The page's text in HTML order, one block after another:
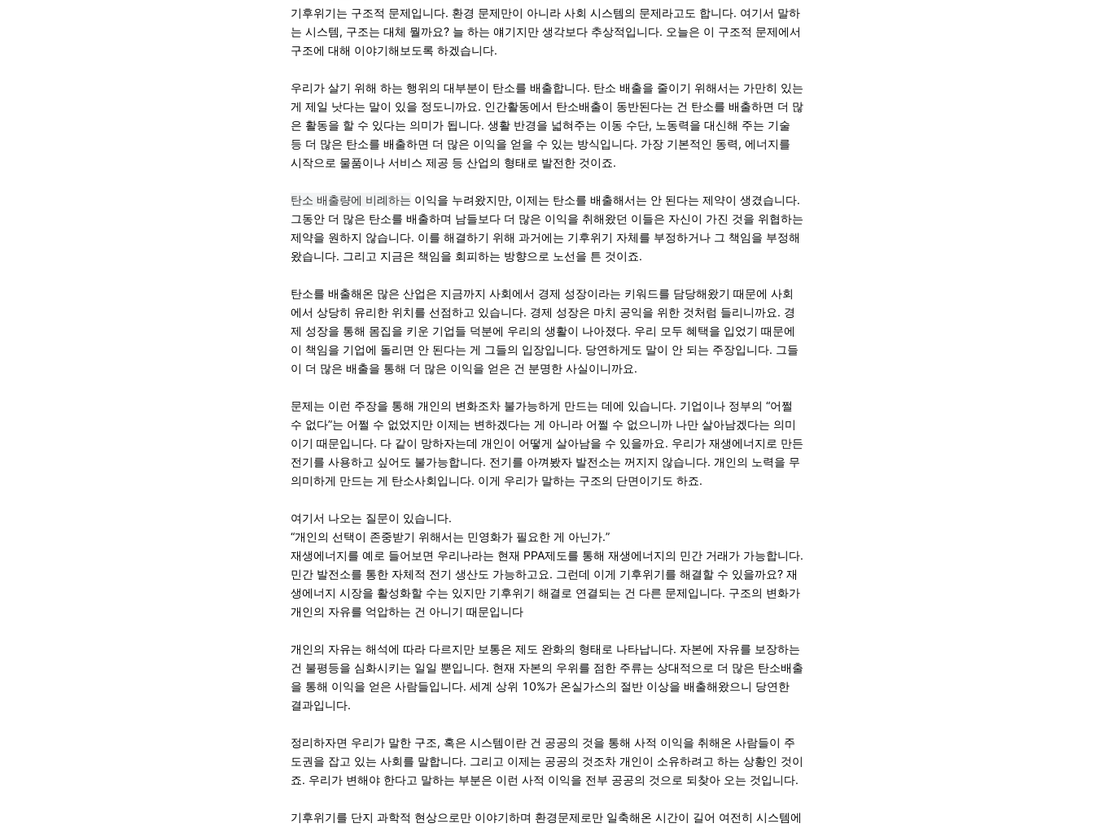
기후위기는 구조적 문제입니다. 환경 문제만이 아니라 사회 시스템의 문제라고도 합니다. 여기서 말하
는 시스템, 구조는 대체 뭘까요? 늘 하는 얘기지만 생각보다 추상적입니다. 오늘은 이 구조적 문제에서
구조에 대해 이야기해보도록 하겠습니다.
우리가 살기 위해 하는 행위의 대부분이 탄소를 배출합니다. 탄소 배출을 줄이기 위해서는 가만히 있는
게 제일 낫다는 말이 있을 정도니까요. 인간활동에서 탄소배출이 동반된다는 건 탄소를 배출하면 더 많
은 활동을 할 수 있다는 의미가 됩니다. 생활 반경을 넓혀주는 이동 수단, 노동력을 대신해 주는 기술
등 더 많은 탄소를 배출하면 더 많은 이익을 얻을 수 있는 방식입니다. 가장 기본적인 동력, 에너지를
시작으로 물품이나 서비스 제공 등 산업의 형태로 발전한 것이죠.
탄소 배출량에 비례하는 이익을 누려왔지만, 이제는 탄소를 배출해서는 안 된다는 제약이 생겼습니다.
그동안 더 많은 탄소를 배출하며 남들보다 더 많은 이익을 취해왔던 이들은 자신이 가진 것을 위협하는
제약을 원하지 않습니다. 이를 해결하기 위해 과거에는 기후위기 자체를 부정하거나 그 책임을 부정해
왔습니다. 그리고 지금은 책임을 회피하는 방향으로 노선을 튼 것이죠.
탄소를 배출해온 많은 산업은 지금까지 사회에서 경제 성장이라는 키워드를 담당해왔기 때문에 사회
에서 상당히 유리한 위치를 선점하고 있습니다. 경제 성장은 마치 공익을 위한 것처럼 들리니까요. 경
제 성장을 통해 몸집을 키운 기업들 덕분에 우리의 생활이 나아졌다. 우리 모두 혜택을 입었기 때문에
이 책임을 기업에 돌리면 안 된다는 게 그들의 입장입니다. 당연하게도 말이 안 되는 주장입니다. 그들
이 더 많은 배출을 통해 더 많은 이익을 얻은 건 분명한 사실이니까요.
문제는 이런 주장을 통해 개인의 변화조차 불가능하게 만드는 데에 있습니다. 기업이나 정부의 “어쩔
수 없다”는 어쩔 수 없었지만 이제는 변하겠다는 게 아니라 어쩔 수 없으니까 나만 살아남겠다는 의미
이기 때문입니다. 다 같이 망하자는데 개인이 어떻게 살아남을 수 있을까요. 우리가 재생에너지로 만든
전기를 사용하고 싶어도 불가능합니다. 전기를 아껴봤자 발전소는 꺼지지 않습니다. 개인의 노력을 무
의미하게 만드는 게 탄소사회입니다. 이게 우리가 말하는 구조의 단면이기도 하죠.
여기서 나오는 질문이 있습니다.
“개인의 선택이 존중받기 위해서는 민영화가 필요한 게 아닌가.”
재생에너지를 예로 들어보면 우리나라는 현재 PPA제도를 통해 재생에너지의 민간 거래가 가능합니다.
민간 발전소를 통한 자체적 전기 생산도 가능하고요. 그런데 이게 기후위기를 해결할 수 있을까요? 재
생에너지 시장을 활성화할 수는 있지만 기후위기 해결로 연결되는 건 다른 문제입니다. 구조의 변화가
개인의 자유를 억압하는 건 아니기 때문입니다
개인의 자유는 해석에 따라 다르지만 보통은 제도 완화의 형태로 나타납니다. 자본에 자유를 보장하는
건 불평등을 심화시키는 일일 뿐입니다. 현재 자본의 우위를 점한 주류는 상대적으로 더 많은 탄소배출
을 통해 이익을 얻은 사람들입니다. 세계 상위 10%가 온실가스의 절반 이상을 배출해왔으니 당연한
결과입니다.
정리하자면 우리가 말한 구조, 혹은 시스템이란 건 공공의 것을 통해 사적 이익을 취해온 사람들이 주
도권을 잡고 있는 사회를 말합니다. 그리고 이제는 공공의 것조차 개인이 소유하려고 하는 상황인 것이
죠. 우리가 변해야 한다고 말하는 부분은 이런 사적 이익을 전부 공공의 것으로 되찾아 오는 것입니다.
기후위기를 단지 과학적 현상으로만 이야기하며 환경문제로만 일축해온 시간이 길어 여전히 시스템에